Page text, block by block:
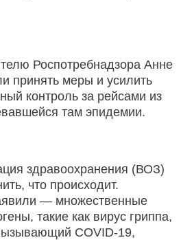
Роспотребнадзора Анне
принять меры и усилить
контроль за рейсами из
там эпидемии.
здравоохранения (ВОЗ)
что происходит.
— множественные
такие как вирус гриппа,
COVID-19,